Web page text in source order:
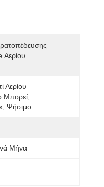
Αερίου
Αερίου
Μπορεί,
Ψήσιμο
Μήνα